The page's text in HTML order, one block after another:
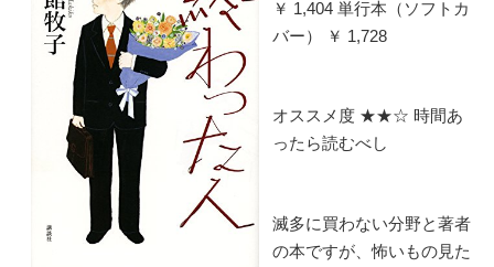
￥ 1,404 単行本（ソフトカ
バー） ￥ 1,728
オススメ度 ★★☆ 時間あ
ったら読むべし
滅多に買わない分野と著者
の本ですが、怖いもの見た